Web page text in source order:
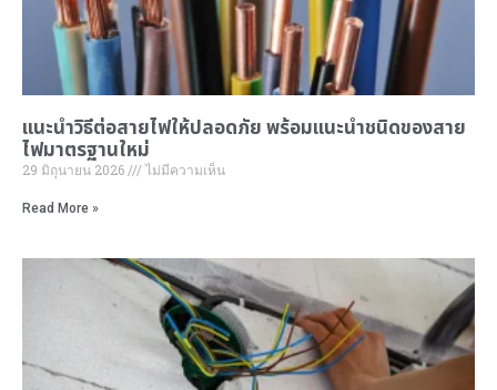
แนะนำวิธีต่อสายไฟให้ปลอดภัย พร้อมแนะนำชนิดของสาย
ไฟมาตรฐานใหม่
29 มิถุนายน 2026 ไม่มีความเห็น
Read More »